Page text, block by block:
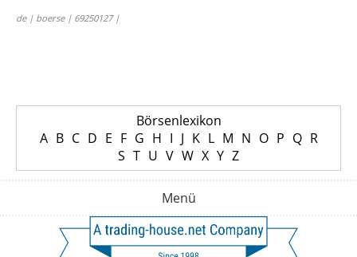
de | boerse | 69250127 |
Börsenlexikon
A B C D E F G H I J K L M N O P Q R
S T U V W X Y Z
Menü